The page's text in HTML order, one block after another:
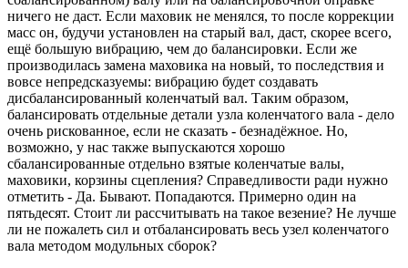
ничего не даст. Если маховик не менялся, то после коррекции
масс он, будучи установлен на старый вал, даст, скорее всего,
ещё большую вибрацию, чем до балансировки. Если же
производилась замена маховика на новый, то последствия и
вовсе непредсказуемы: вибрацию будет создавать
дисбалансированный коленчатый вал. Таким образом,
балансировать отдельные детали узла коленчатого вала - дело
очень рискованное, если не сказать - безнадёжное. Но,
возможно, у нас также выпускаются хорошо
сбалансированные отдельно взятые коленчатые валы,
маховики, корзины сцепления? Справедливости ради нужно
отметить - Да. Бывают. Попадаются. Примерно один на
пятьдесят. Стоит ли рассчитывать на такое везение? Не лучше
ли не пожалеть сил и отбалансировать весь узел коленчатого
вала методом модульных сборок?